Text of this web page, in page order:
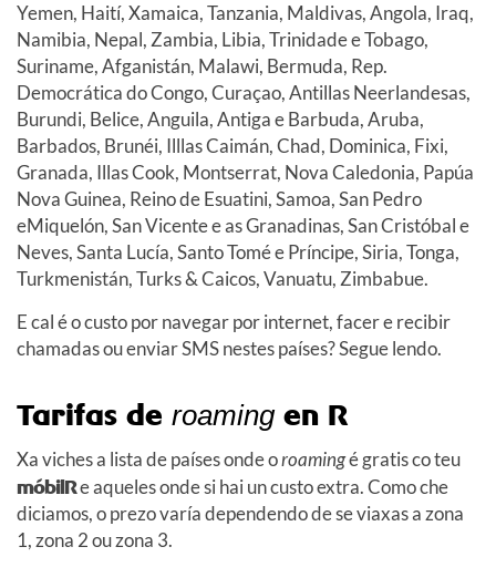
Yemen, Haití, Xamaica, Tanzania, Maldivas, Angola, Iraq,
Namibia, Nepal, Zambia, Libia, Trinidade e Tobago,
Suriname, Afganistán, Malawi, Bermuda, Rep.
Democrática do Congo, Curaçao, Antillas Neerlandesas,
Burundi, Belice, Anguila, Antiga e Barbuda, Aruba,
Barbados, Brunéi, Illlas Caimán, Chad, Dominica, Fixi,
Granada, Illas Cook, Montserrat, Nova Caledonia, Papúa
Nova Guinea, Reino de Esuatini, Samoa, San Pedro
eMiquelón, San Vicente e as Granadinas, San Cristóbal e
Neves, Santa Lucía, Santo Tomé e Príncipe, Siria, Tonga,
Turkmenistán, Turks & Caicos, Vanuatu, Zimbabue.
E cal é o custo por navegar por internet, facer e recibir
chamadas ou enviar SMS nestes países? Segue lendo.
Tarifas de roamingen R
Xa viches a lista de países onde oroamingé gratis co teu
móbilRe aqueles onde si hai un custo extra. Como che
diciamos, o prezo varía dependendo de se viaxas a zona
1, zona 2 ou zona 3.